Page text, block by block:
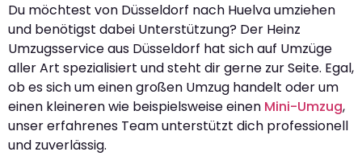
Du möchtest von Düsseldorf nach Huelva umziehen
und benötigst dabei Unterstützung? Der Heinz
Umzugsservice aus Düsseldorf hat sich auf Umzüge
aller Art spezialisiert und steht dir gerne zur Seite. Egal,
ob es sich um einen großen Umzug handelt oder um
einen kleineren wie beispielsweise einen Mini-Umzug,
unser erfahrenes Team unterstützt dich professionell
und zuverlässig.